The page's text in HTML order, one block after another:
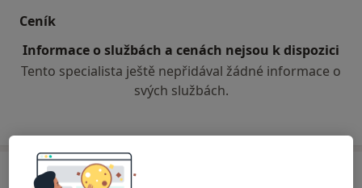
Ceník
Informace o službách a cenách nejsou k dispozici
Tento specialista ještě nepřidával žádné informace o
svých službách.
Adresa